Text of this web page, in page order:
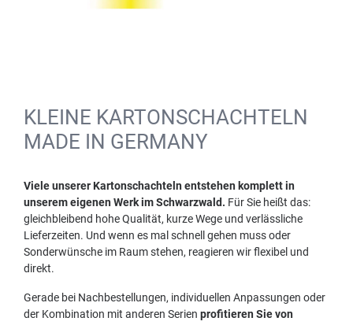
KLEINE KARTONSCHACHTELN
MADE IN GERMANY
Viele unserer Kartonschachteln entstehen komplett in
unserem eigenen Werk im Schwarzwald. Für Sie heißt das:
gleichbleibend hohe Qualität, kurze Wege und verlässliche
Lieferzeiten. Und wenn es mal schnell gehen muss oder
Sonderwünsche im Raum stehen, reagieren wir flexibel und
direkt.
Gerade bei Nachbestellungen, individuellen Anpassungen oder
der Kombination mit anderen Serien profitieren Sie von